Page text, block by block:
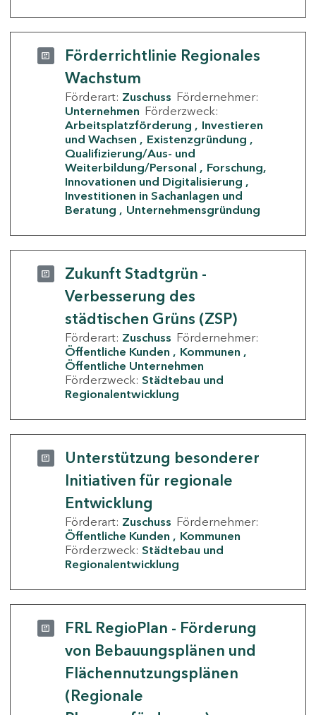
Förderrichtlinie Regionales
Wachstum
Förderart: Zuschuss Fördernehmer:
Unternehmen Förderzweck:
Arbeitsplatzförderung
Investieren
und Wachsen
Existenzgründung
Qualifizierung/Aus- und
Weiterbildung/Personal
Forschung,
Innovationen und Digitalisierung
Investitionen in Sachanlagen und
Beratung
Unternehmensgründung
Zukunft Stadtgrün -
Verbesserung des
städtischen Grüns (ZSP)
Förderart: Zuschuss Fördernehmer:
Öffentliche Kunden
Kommunen
Öffentliche Unternehmen
Förderzweck: Städtebau und
Regionalentwicklung
Unterstützung besonderer
Initiativen für regionale
Entwicklung
Förderart: Zuschuss Fördernehmer:
Öffentliche Kunden
Kommunen
Förderzweck: Städtebau und
Regionalentwicklung
FRL RegioPlan - Förderung
von Bebauungsplänen und
Flächennutzungsplänen
(Regionale